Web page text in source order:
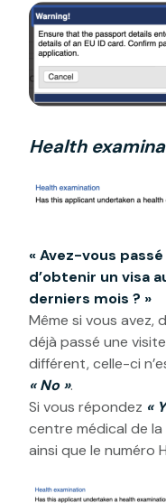
Health
« Avez-vous
d’obtenir un visa
derniers mois ? »
Même si vous avez,
déjà passé une
différent, celle-ci
« No ».
Si vous répondez «
centre médical de
ainsi que le numéro